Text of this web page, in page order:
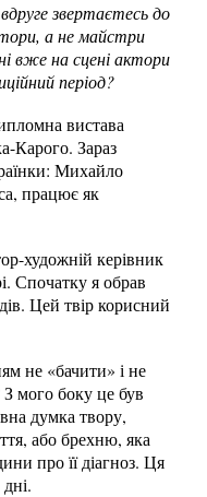
звертаєтесь до
а не майстри
вже на сцені актори
період?
вистава
Карого. Зараз
Михайло
працює як
художній керівник
Спочатку я обрав
Цей твір корисний
не «бачити» і не
З мого боку це був
думка твору,
або брехню, яка
про її діагноз. Ця